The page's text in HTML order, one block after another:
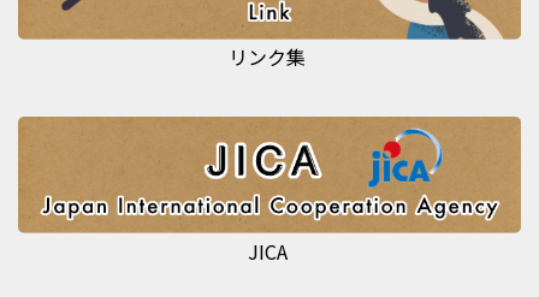
リンク集
JICA